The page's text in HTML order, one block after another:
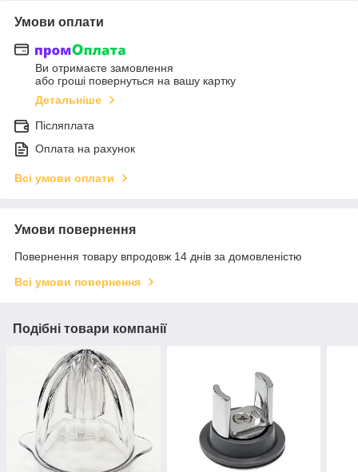
Умови оплати
Ви отримаєте замовлення
або гроші повернуться на вашу картку
Детальніше
Післяплата
Оплата на рахунок
Всі умови оплати
Умови повернення
Повернення товару впродовж 14 днів за домовленістю
Всі умови повернення
Подібні товари компанії